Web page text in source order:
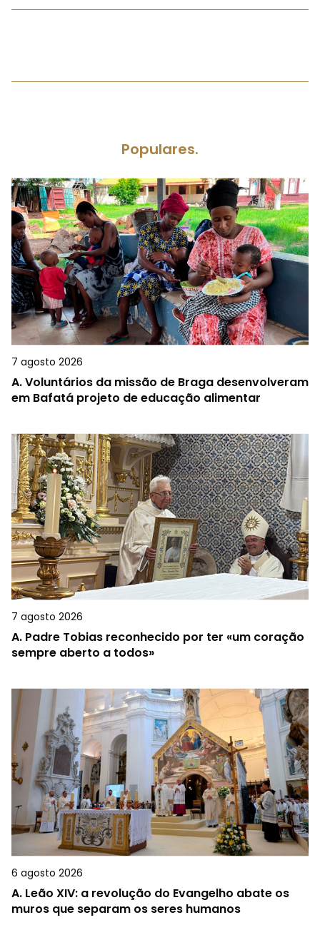
Populares.
7 agosto 2026
A.Voluntários da missão de Braga desenvolveram
em Bafatá projeto de educação alimentar
7 agosto 2026
A. Padre Tobias reconhecido por ter «um coração
sempre aberto a todos»
6 agosto 2026
A. Leão XIV: a revolução do Evangelho abate os
muros que separam os seres humanos